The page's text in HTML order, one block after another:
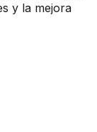
y la mejora